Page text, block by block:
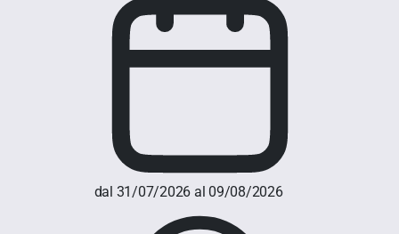
dal 31/07/2026 al 09/08/2026